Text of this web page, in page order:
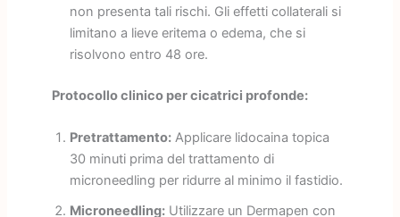
non presenta tali rischi. Gli effetti collaterali si
limitano a lieve eritema o edema, che si
risolvono entro 48 ore.
Protocollo clinico per cicatrici profonde:
Pretrattamento:Applicare lidocaina topica
30 minuti prima del trattamento di
microneedling per ridurre al minimo il fastidio.
Microneedling:Utilizzare un Dermapen con